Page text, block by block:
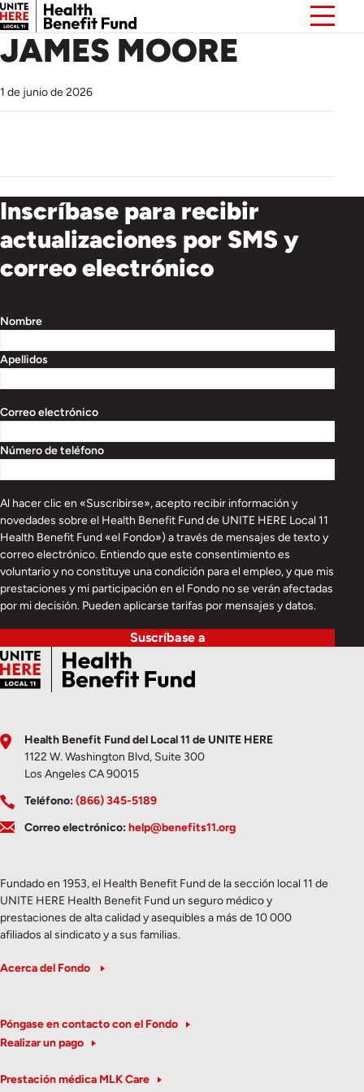
JAMES MOORE
1 de junio de 2026
Inscríbase para recibir
actualizaciones por SMS y
correo electrónico
Nombre
Apellidos
Correo electrónico
Número de teléfono
Al hacer clic en «Suscribirse», acepto recibir información y
novedades sobre el Health Benefit Fund de UNITE HERE Local 11
Health Benefit Fund «el Fondo») a través de mensajes de texto y
correo electrónico. Entiendo que este consentimiento es
voluntario y no constituye una condición para el empleo, y que mis
prestaciones y mi participación en el Fondo no se verán afectadas
por mi decisión. Pueden aplicarse tarifas por mensajes y datos.
Suscríbase a
Health Benefit Fund del Local 11 de UNITE HERE
1122 W. Washington Blvd, Suite 300
Los Angeles CA 90015
Teléfono:(866) 345-5189
Correo electrónico:help@benefits11.org
Fundado en 1953, el Health Benefit Fund de la sección local 11 de
UNITE HERE Health Benefit Fund un seguro médico y
prestaciones de alta calidad y asequibles a más de 10 000
afiliados al sindicato y a sus familias.
Acerca del Fondo
Póngase en contacto con el Fondo
Realizar un pago
Prestación médica MLK Care